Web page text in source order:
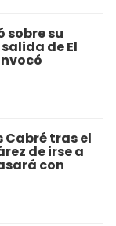
sobre su
de El
Cabré tras el
de irse a
con